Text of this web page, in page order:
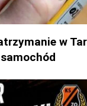
w